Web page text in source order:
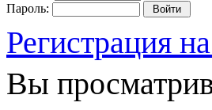
Пароль:
Регистрация
Вы